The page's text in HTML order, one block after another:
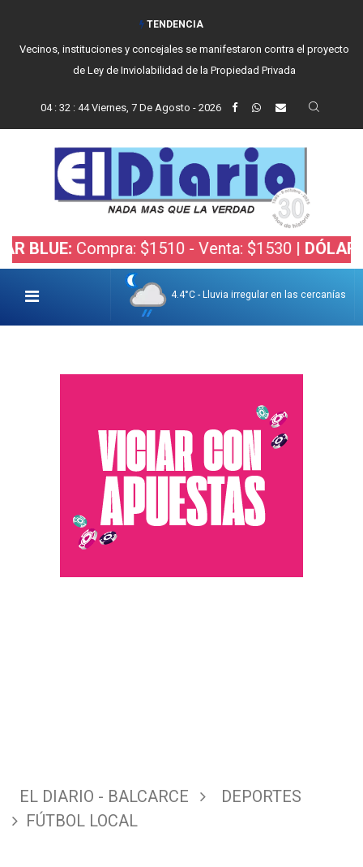
TENDENCIA
Vecinos, instituciones y concejales se manifestaron contra el proyecto
de Ley de Inviolabilidad de la Propiedad Privada
04: 32: 45 Viernes, 7 De Agosto - 2026
Compra: $1510 - Venta: $1530 |DÓLAR BOLSA:
4.4°C - Lluvia irregular en las cercanías
EL DIARIO - BALCARCE
DEPORTES
FÚTBOL LOCAL